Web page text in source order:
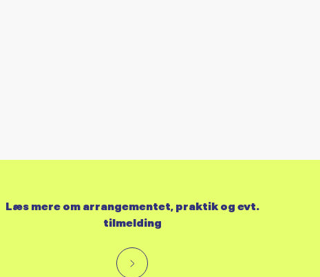
Læs mere om arrangementet, praktik og evt.
tilmelding